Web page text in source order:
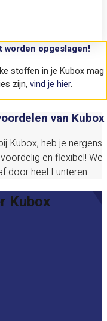
opgeslagen!
stoffen in je Kubox mag
zijn, vind je hier.
van Kubox
Kubox, heb je nergens
en flexibel! We
door heel Lunteren.
Kubox